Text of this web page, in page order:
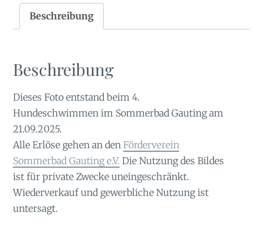
Beschreibung
Beschreibung
Dieses Foto entstand beim 4.
Hundeschwimmen im Sommerbad Gauting am
21.09.2025.
Alle Erlöse gehen an denFörderverein
Sommerbad Gauting e.V. Die Nutzung des Bildes
ist für private Zwecke uneingeschränkt.
Wiederverkauf und gewerbliche Nutzung ist
untersagt.